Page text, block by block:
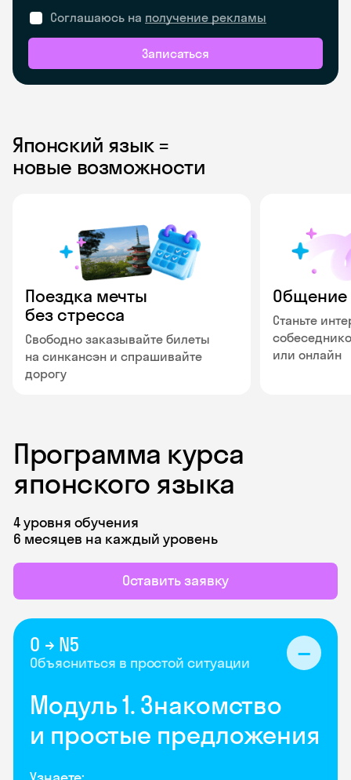
Соглашаюсь на получение рекламы
Записаться
Японский язык =
новые возможности
Поездка мечты
без стресса
Свободно заказывайте билеты
на синкансэн и спрашивайте
дорогу
Общение
Станьте
или онлайн
Программа курса
японского языка
4 уровня обучения
6 месяцев на каждый уровень
Оставить заявку
0 → N5
Объясниться в простой ситуации
Модуль 1. Знакомство
и простые предложения